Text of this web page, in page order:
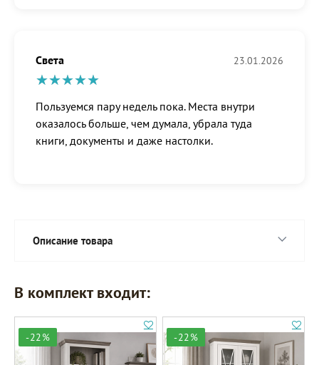
Света 23.01.2026
Пользуемся пару недель пока. Места внутри
оказалось больше, чем думала, убрала туда
книги, документы и даже настолки.
Описание товара
В комплект входит:
-22% -22%